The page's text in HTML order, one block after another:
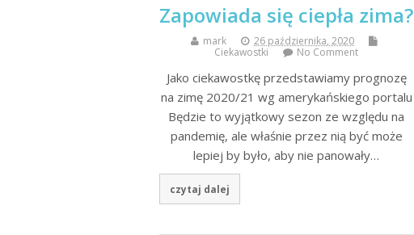
Zapowiada się ciepła zima?
mark
26 października, 2020
Ciekawostki
No Comment
Jako ciekawostkę przedstawiamy prognozę
na zimę 2020/21 wg amerykańskiego portalu
Będzie to wyjątkowy sezon ze względu na
pandemię, ale właśnie przez nią być może
lepiej by było, aby nie panowały…
czytaj dalej